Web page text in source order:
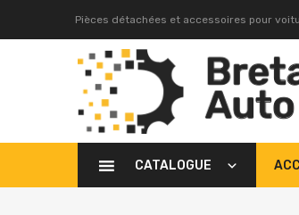
Pièces détachées et accessoires pour
CATALOGUE